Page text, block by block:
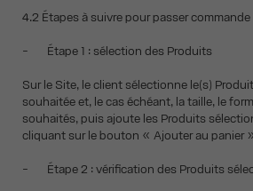
4.2 Étapes à suivre pour passer commande
- Étape 1 : sélection des Produits
Sur le Site, le client sélectionne le(s)
souhaitée et, le cas échéant, la taille, le
souhaités, puis ajoute les Produits
cliquant sur le bouton « Ajouter au panier
- Étape 2 : vérification des Produits